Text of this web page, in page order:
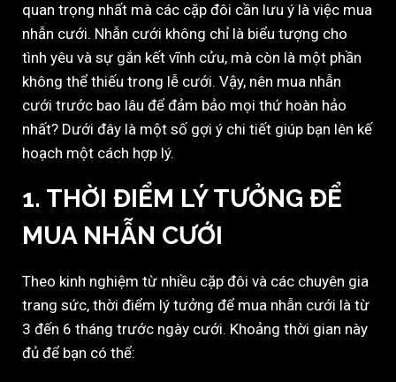
quan trọng nhất mà các cặp đôi cần lưu ý là việc mua
nhẫn cưới. Nhẫn cưới không chỉ là biểu tượng cho
tình yêu và sự gắn kết vĩnh cửu, mà còn là một phần
không thể thiếu trong lễ cưới. Vậy, nên mua nhẫn
cưới trước bao lâu để đảm bảo mọi thứ hoàn hảo
nhất? Dưới đây là một số gợi ý chi tiết giúp bạn lên kế
hoạch một cách hợp lý.
1. THỜI ĐIỂM LÝ TƯỞNG ĐỂ
MUA NHẪN CƯỚI
Theo kinh nghiệm từ nhiều cặp đôi và các chuyên gia
trang sức, thời điểm lý tưởng để mua nhẫn cưới là từ
3 đến 6 tháng trước ngày cưới. Khoảng thời gian này
đủ để bạn có thể: